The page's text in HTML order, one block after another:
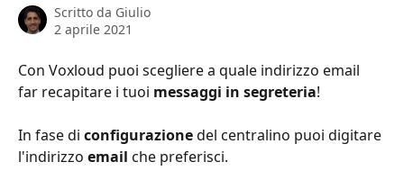
Scritto da Giulio
2 aprile 2021
Con Voxloud puoi scegliere a quale indirizzo email
far recapitare i tuoi messaggi in segreteria!
In fase di configurazione del centralino puoi digitare
l'indirizzo email che preferisci.